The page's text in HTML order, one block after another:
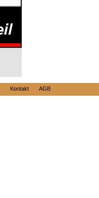
Kontakt AGB